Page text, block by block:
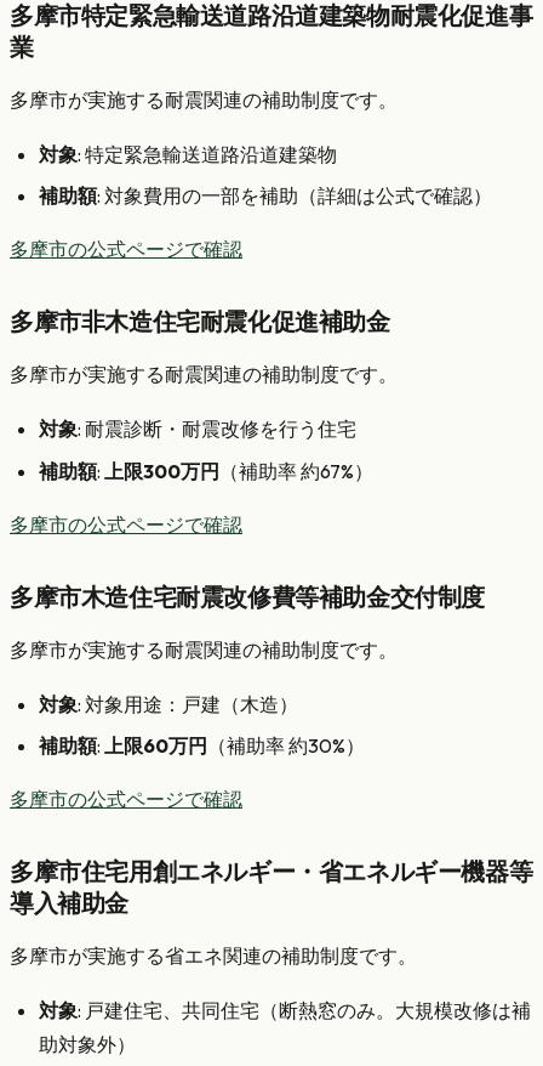
多摩市特定緊急輸送道路沿道建築物耐震化促進事
業
多摩市が実施する耐震関連の補助制度です。
対象: 特定緊急輸送道路沿道建築物
補助額: 対象費用の一部を補助（詳細は公式で確認）
多摩市の公式ページで確認
多摩市非木造住宅耐震化促進補助金
多摩市が実施する耐震関連の補助制度です。
対象: 耐震診断・耐震改修を行う住宅
補助額: 上限300万円 （補助率 約67%）
多摩市の公式ページで確認
多摩市木造住宅耐震改修費等補助金交付制度
多摩市が実施する耐震関連の補助制度です。
対象: 対象用途：戸建（木造）
補助額: 上限60万円 （補助率 約30%）
多摩市の公式ページで確認
多摩市住宅用創エネルギー・省エネルギー機器等
導入補助金
多摩市が実施する省エネ関連の補助制度です。
対象: 戸建住宅、共同住宅（断熱窓のみ。大規模改修は補
助対象外）